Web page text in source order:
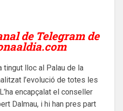
de Telegram de
tingut lloc al Palau de la
l’evolució de totes les
encapçalat el conseller
Dalmau, i hi han pres part